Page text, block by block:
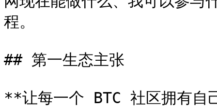
程。
## 第一生态主张
**让每一个 BTC 社区拥有自